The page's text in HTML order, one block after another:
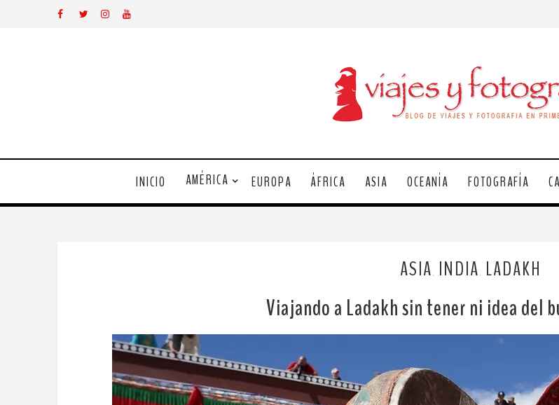
INICIO AMÉRICA EUROPA ÁFRICA ASIA OCEANÍA FOTOGRAFÍA
ASIA INDIA LADAKH
Viajando a Ladakh sin tener ni idea del